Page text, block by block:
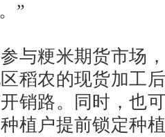
”
粳米期货市场，
稻农的现货加工
销路。同时，也
植户提前锁定种